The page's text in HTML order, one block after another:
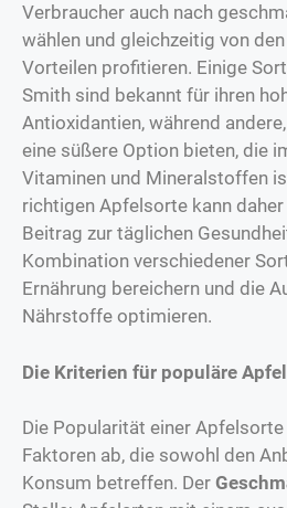
Verbraucher auch nach
wählen und gleichzeitig von
Vorteilen profitieren. Einige
Smith sind bekannt für ihren
Antioxidantien, während
eine süßere Option bieten, die
Vitaminen und Mineralstoffen
richtigen Apfelsorte kann
Beitrag zur täglichen
Kombination verschiedener
Ernährung bereichern und die
Nährstoffe optimieren.
Die Kriterien für populäre
Die Popularität einer
Faktoren ab, die sowohl den
Konsum betreffen. Der